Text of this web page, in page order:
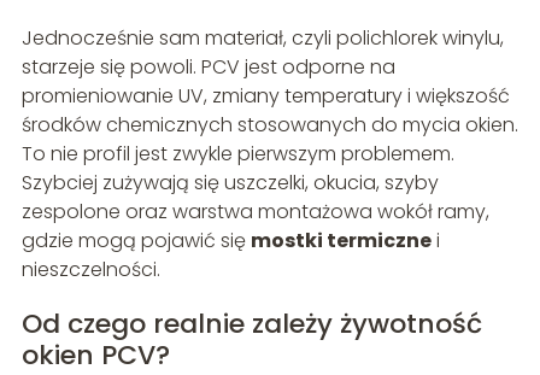
Jednocześnie sam materiał, czyli polichlorek winylu,
starzeje się powoli. PCV jest odporne na
promieniowanie UV, zmiany temperatury i większość
środków chemicznych stosowanych do mycia okien.
To nie profil jest zwykle pierwszym problemem.
Szybciej zużywają się uszczelki, okucia, szyby
zespolone oraz warstwa montażowa wokół ramy,
gdzie mogą pojawić się mostki termicznei
nieszczelności.
Od czego realnie zależy żywotność
okien PCV?